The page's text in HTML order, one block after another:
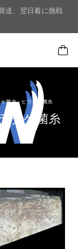
送、翌日着に挑戦
菌糸・ヒラタケ菌糸
タケ菌糸